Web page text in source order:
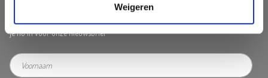
Weigeren
Mis geen enkele aanbieding, inspirerende tip of nieuwsbericht. Schrijf
je nu in voor onze nieuwsbrief